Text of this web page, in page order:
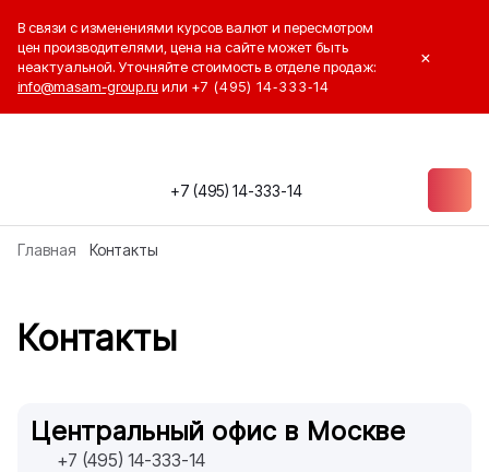
В связи с изменениями курсов валют и пересмотром
цен производителями, цена на сайте может быть
неактуальной. Уточняйте стоимость в отделе продаж:
info@masam-group.ru или +7 (495) 14‑333‑14
×
+7 (495) 14-333-14
Главная Контакты
Контакты
Центральный офис в Москве
+7 (495) 14-333-14